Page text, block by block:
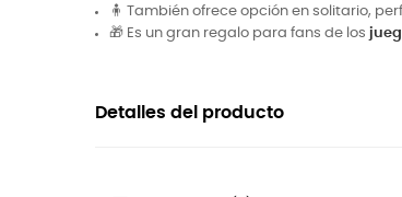
🧍 También ofrece opción en solitario,
🎁 Es un gran regalo para fans de los
Detalles del producto